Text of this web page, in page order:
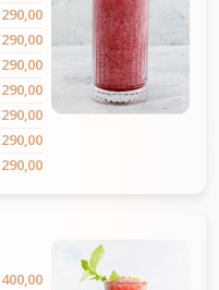
290,00
290,00
290,00
290,00
290,00
290,00
290,00
400,00